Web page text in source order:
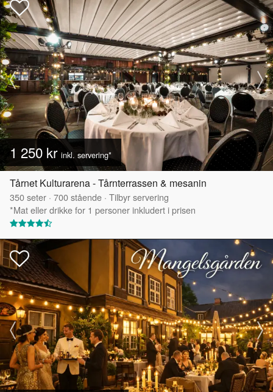
1 250 kr inkl. servering*
Tårnet Kulturarena - Tårnterrassen & mesanin
350seter · 700stående · Tilbyr servering
*Mat eller drikke for 1 personer inkludert i prisen